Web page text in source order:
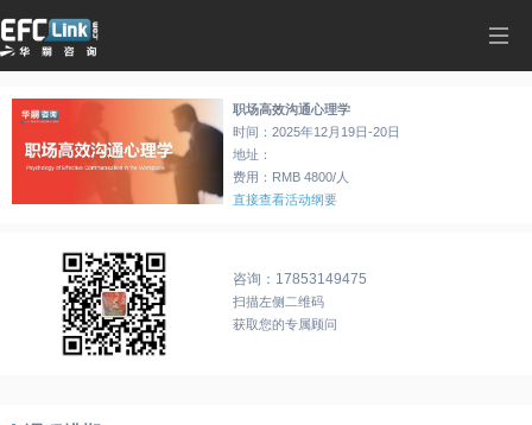
职场高效沟通心理学
时间： 2025年12月19日-20日
地址：
费用：RMB 4800/人
直接查看活动纲要
咨询：17853149475
扫描左侧二维码
获取您的专属顾问